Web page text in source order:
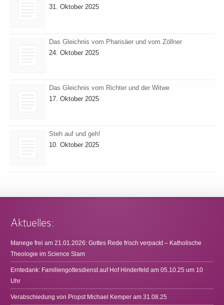
31. Oktober 2025
Das Gleichnis vom Pharisäer und vom Zöllner
24. Oktober 2025
Das Gleichnis vom Richter und der Witwe
17. Oktober 2025
Steh auf und geh!
10. Oktober 2025
Aktuelles:
Manege frei am 21.01.2026: Gottes Rede frisch verpackt – Katholische
Theologie im Science Slam
Erntedank: Familiengottesdienst auf Hof Hinderfeld am 05.10.25 um 10
Uhr
Verabschiedung von Propst Michael Kemper am 31.08.25